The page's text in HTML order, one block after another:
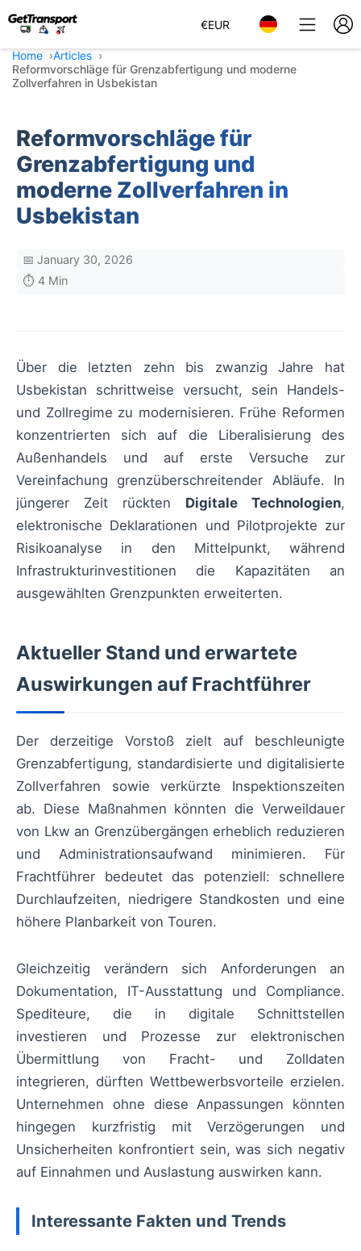
€EUR
Home
Articles
Reformvorschläge für Grenzabfertigung und moderne
Zollverfahren in Usbekistan
Reformvorschläge für
Grenzabfertigung und
moderne Zollverfahren in
Usbekistan
📅 January 30, 2026
⏱️ 4 Min
Über die letzten zehn bis zwanzig Jahre hat
Usbekistan schrittweise versucht, sein Handels-
und Zollregime zu modernisieren. Frühe Reformen
konzentrierten sich auf die Liberalisierung des
Außenhandels und auf erste Versuche zur
Vereinfachung grenzüberschreitender Abläufe. In
jüngerer Zeit rückten Digitale Technologien,
elektronische Deklarationen und Pilotprojekte zur
Risikoanalyse in den Mittelpunkt, während
Infrastrukturinvestitionen die Kapazitäten an
ausgewählten Grenzpunkten erweiterten.
Aktueller Stand und erwartete
Auswirkungen auf Frachtführer
Der derzeitige Vorstoß zielt auf beschleunigte
Grenzabfertigung, standardisierte und digitalisierte
Zollverfahren sowie verkürzte Inspektionszeiten
ab. Diese Maßnahmen könnten die Verweildauer
von Lkw an Grenzübergängen erheblich reduzieren
und Administrationsaufwand minimieren. Für
Frachtführer bedeutet das potenziell: schnellere
Durchlaufzeiten, niedrigere Standkosten und eine
höhere Planbarkeit von Touren.
Gleichzeitig verändern sich Anforderungen an
Dokumentation, IT-Ausstattung und Compliance.
Spediteure, die in digitale Schnittstellen
investieren und Prozesse zur elektronischen
Übermittlung von Fracht- und Zolldaten
integrieren, dürften Wettbewerbsvorteile erzielen.
Unternehmen ohne diese Anpassungen könnten
hingegen kurzfristig mit Verzögerungen und
Unsicherheiten konfrontiert sein, was sich negativ
auf Einnahmen und Auslastung auswirken kann.
Interessante Fakten und Trends